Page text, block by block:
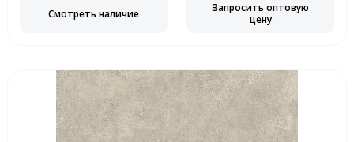
Смотреть наличие
Запросить оптовую
цену